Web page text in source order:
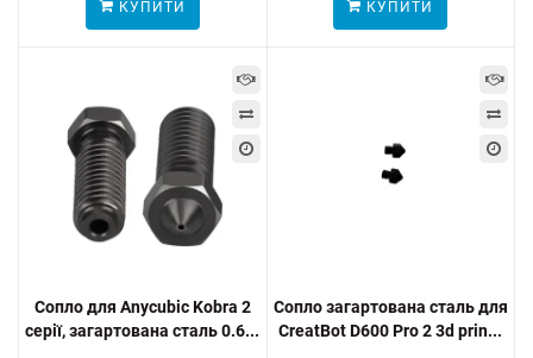
КУПИТИ КУПИТИ
Сопло для Anycubic Kobra 2
серії, загартована сталь 0.6...
Сопло загартована сталь для
CreatBot D600 Pro 2 3d prin...